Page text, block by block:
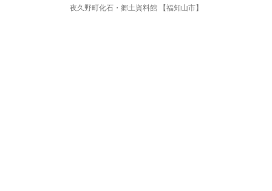
夜久野町化石・郷土資料館 【福知山市】